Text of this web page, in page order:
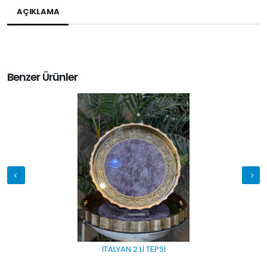
AÇIKLAMA
Benzer Ürünler
İTALYAN 2 Lİ TEPSİ